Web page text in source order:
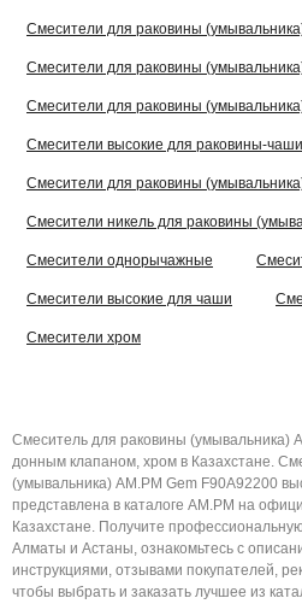
Смесители для раковины
Смесители для раковины
Смесители для раковины
Смесители высокие для раковины-чаши
Смесители для раковины
Смесители никель для раковины
Смесители однорычажные
Смесители высокие для чаши
Смесители хром
Смеситель для раковины (умывальника)
донным клапаном, хром в Казахстане.
(умывальника) AM.PM Gem F90A92200
представлена в каталоге AM.PM на
Казахстане. Получите
Алматы и Астаны, ознакомьтесь с
инструкциями, отзывами покупателей,
чтобы выбрать и заказать лучшее из